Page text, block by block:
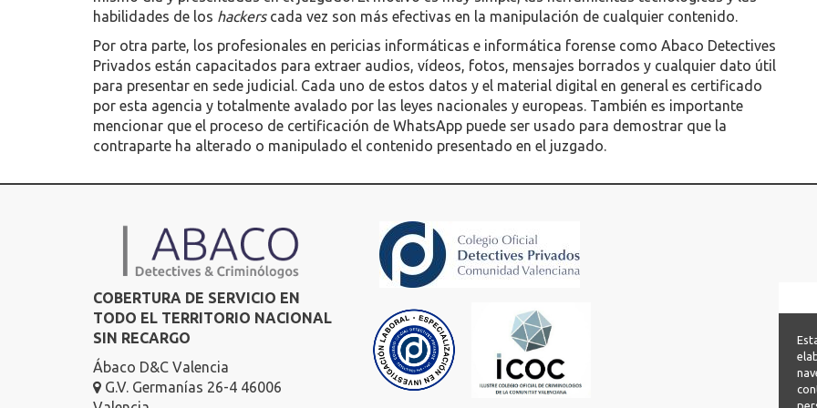
habilidades de los hackers cada vez son más efectivas en la manipulación de cualquier contenido.
Por otra parte, los profesionales en pericias informáticas e informática forense como Abaco Detectives
Privados están capacitados para extraer audios, vídeos, fotos, mensajes borrados y cualquier dato útil
para presentar en sede judicial. Cada uno de estos datos y el material digital en general es certificado
por esta agencia y totalmente avalado por las leyes nacionales y europeas. También es importante
mencionar que el proceso de certificación de WhatsApp puede ser usado para demostrar que la
contraparte ha alterado o manipulado el contenido presentado en el juzgado.
COBERTURA DE SERVICIO EN
TODO EL TERRITORIO NACIONAL
SIN RECARGO
Ábaco D&C Valencia
G.V. Germanías 26-4 46006